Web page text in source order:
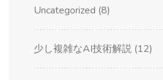
Uncategorized (8)
少し複雑なAI技術解説 (12)